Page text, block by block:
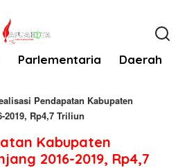
Parlementaria Daerah
Pendapatan Kabupaten
2019, Rp4,7 Triliun
Kabupaten
2016-2019, Rp4,7